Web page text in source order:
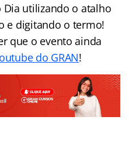
utilizando o atalho
e digitando o termo!
que o evento ainda
do GRAN!